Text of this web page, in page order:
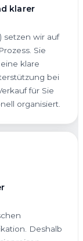
klarer
setzen wir auf
Sie
klare
bei
für Sie
organisiert.
Deshalb